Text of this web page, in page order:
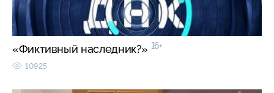
«Фиктивный наследник?» 16+
10925